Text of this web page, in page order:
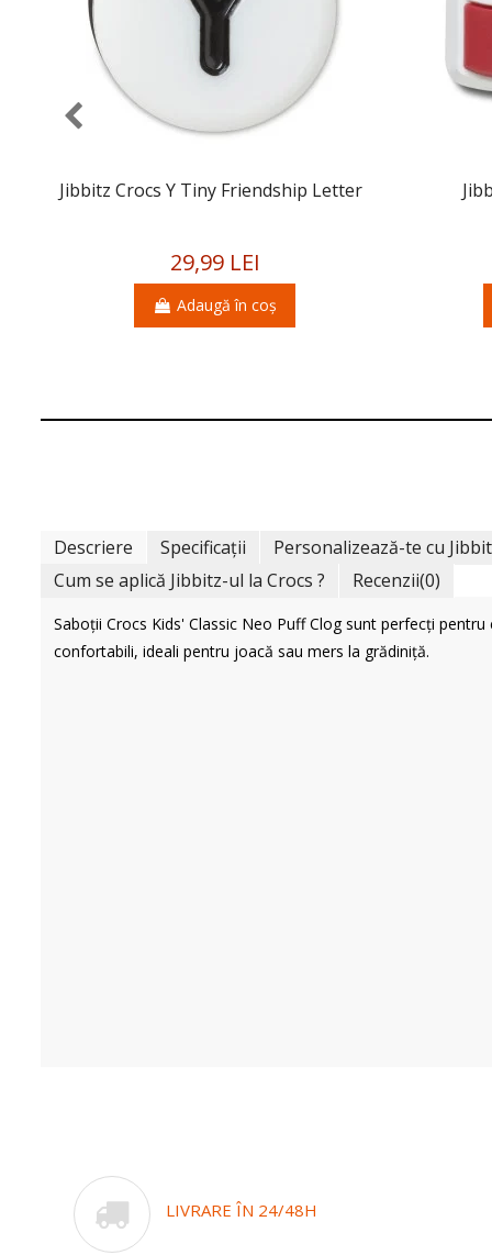
Jibbitz Crocs Y Tiny Friendship Letter
29,99 LEI
Adaugă în coș
Descriere Specificații Personalizează-te cu
Cum se aplică Jibbitz-ul la Crocs ?
Recenzii(0)
Saboții Crocs Kids' Classic Neo Puff Clog sunt perfecți
confortabili, ideali pentru joacă sau mers la grădiniță.
LIVRARE ÎN 24/48H